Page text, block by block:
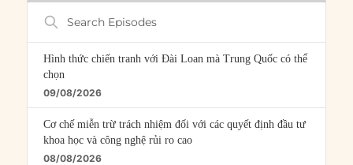
Search
Episodes
Hình thức chiến tranh với Đài Loan mà Trung Quốc có thể
chọn
09/08/2026
Cơ chế miễn trừ trách nhiệm đối với các quyết định đầu tư
khoa học và công nghệ rủi ro cao
08/08/2026